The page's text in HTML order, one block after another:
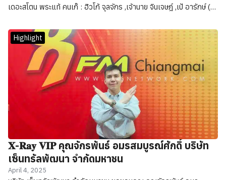
เดอะสโตน พระแท้ คนเก๊ : ฮิวโก้ จุลจักร ,เจ้านาย จินเจษฎ์ ,เป้ อารักษ์ (ผู้
Highlight
𝐗-𝐑𝐚𝐲 𝐕𝐈𝐏 คุณจักรพันธ์ อมรสมบูรณ์ศักดิ์ บริษัท
เซ็นทรัลพัฒนา จำกัดมหาชน
April 4, 2025